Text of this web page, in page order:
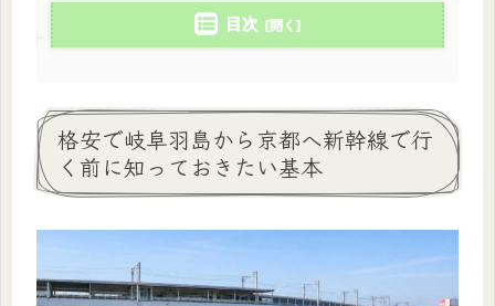
目次
格安で岐阜羽島から京都へ新幹線で行
く前に知っておきたい基本